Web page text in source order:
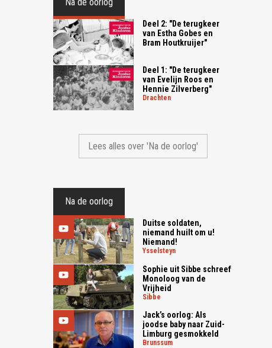
Deel 2: "De terugkeer
van Estha Gobes en
Bram Houtkruijer"
Deel 1: "De terugkeer
van Evelijn Roos en
Hennie Zilverberg"
drachten
Lees alles over 'Na de oorlog'
Na de oorlog
Duitse soldaten,
niemand huilt om u!
Niemand!
ysselsteyn
Sophie uit Sibbe schreef
Monoloog van de
Vrijheid
sibbe
Jack’s oorlog: Als
joodse baby naar Zuid-
Limburg gesmokkeld
brunssum